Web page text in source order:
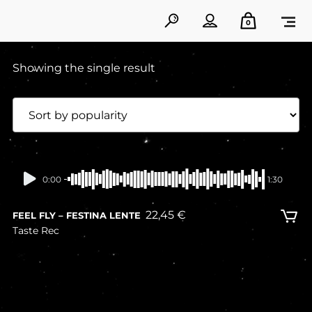
0
Showing the single result
In stock
0:00 1:30
FEEL FLY – FESTINA LENTE 22,45 €
Taste Rec